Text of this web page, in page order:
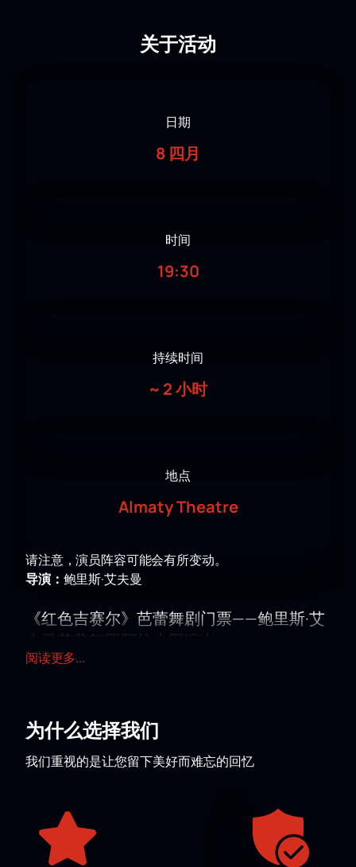
关于活动
日期
8 四月
时间
19:30
持续时间
~ 2 小时
地点
Almaty Theatre
请注意，演员阵容可能会有所变动。
导演： 鲍里斯·艾夫曼
《红色吉赛尔》芭蕾舞剧门票——鲍里斯·艾
夫曼芭蕾舞团阿拉木图演出
在阿拉木图剧院（Almaty Theatre）舞台上将上演由鲍
法拉比大道30号。在剧院演出排期中，本剧以其戏剧性
的内容和现代舞台呈现风格尤为引人注目。
本，讲述她在革命、流亡与内心挣扎中的命运轨迹。舞
台上展现了女主人公的内心世界：回忆、恐惧、孤独以
及艺术灵感。演出音乐选自柴可夫斯基、施尼特凯和比
阅读更多...
为什么选择我们
我们重视的是让您留下美好而难忘的回忆